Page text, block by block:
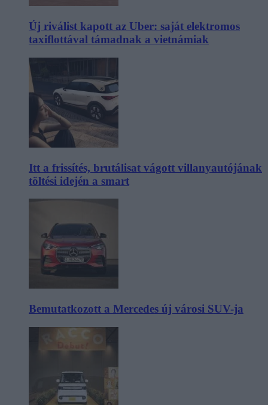
Új riválist kapott az Uber: saját elektromos
taxiflottával támadnak a vietnámiak
Itt a frissítés, brutálisat vágott villanyautójának
töltési idején a smart
Bemutatkozott a Mercedes új városi SUV-ja